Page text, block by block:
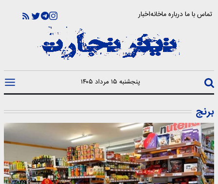
تماس با مادرباره ماخانهاخبار
پنجشنبه ۱۵ مرداد ۱۴۰۵
برنج